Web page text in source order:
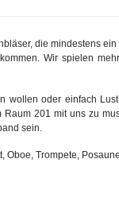
die mindestens
Wir spielen
wollen oder einfach
201 mit uns zu
sein.
Oboe, Trompete,